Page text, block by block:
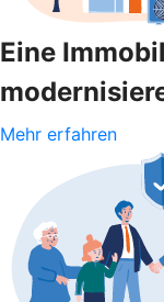
Eine
Mehr erfahren